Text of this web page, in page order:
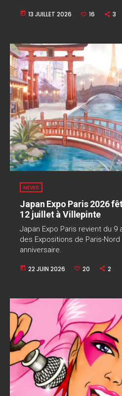
today 13 JUILLET 2026 16 3
NEWS
Japan Expo Paris 2026
12 juillet à Villepinte
Japan Expo Paris revient du 9
des Expositions de Paris-
anniversaire.
today 22 JUIN 2026 20 2